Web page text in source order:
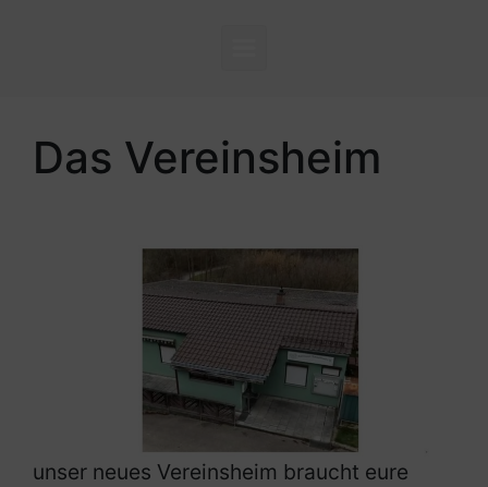
Das Vereinsheim
unser neues Vereinsheim braucht eure